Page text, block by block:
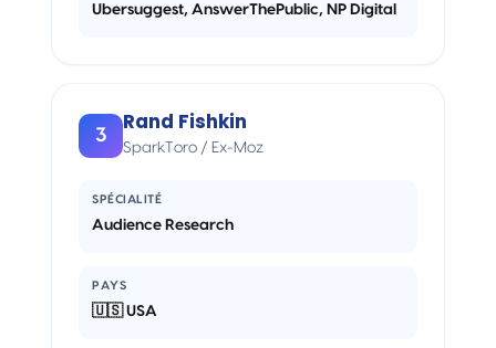
Ubersuggest, AnswerThePublic, NP Digital
3
Rand Fishkin
SparkToro / Ex-Moz
SPÉCIALITÉ
Audience Research
PAYS
🇺🇸 USA